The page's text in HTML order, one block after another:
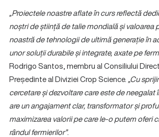
„Proiectele noastre aflate în curs reflectă
noștri de știință de talie mondială și valoarea
noastră de tehnologii de ultimă generație în
unor soluții durabile și integrate, axate pe
Rodrigo Santos, membru al Consiliului
Președinte al Diviziei Crop Science.„Cu
cercetare și dezvoltare care este de neegalat
are un angajament clar, transformator și
maximizarea valorii pe care le-o putem oferi
rândul fermierilor”.